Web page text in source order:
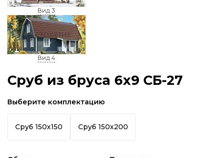
Вид 3
Вид 4
Сруб из бруса 6x9 СБ-27
Выберите комплектацию
Сруб 150х150 Сруб 150х200